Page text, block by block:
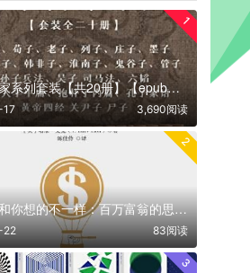
1
诸子百家系列套装【共20册】【epub格式】【15.9MB】【编号：800153】
3,690阅读
2
有钱人和你想的不一样：百万富翁的思维密码【共1册】【epub格式】【0.3MB】【编号：992796】
22 83阅读
3